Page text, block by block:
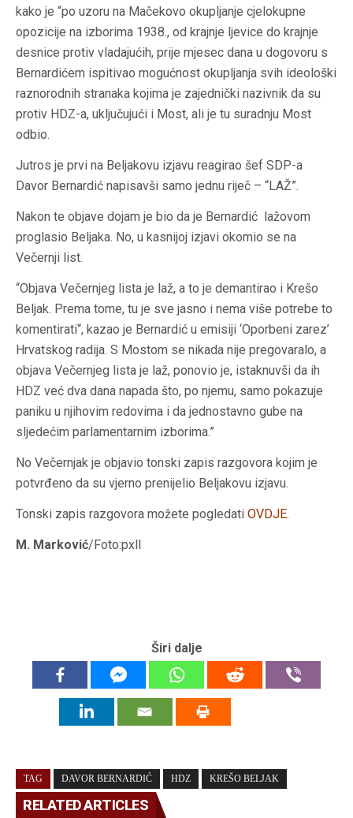
kako je “po uzoru na Mačekovo okupljanje cjelokupne
opozicije na izborima 1938., od krajnje ljevice do krajnje
desnice protiv vladajućih, prije mjesec dana u dogovoru s
Bernardićem ispitivao mogućnost okupljanja svih ideološki
raznorodnih stranaka kojima je zajednički nazivnik da su
protiv HDZ-a, uključujući i Most, ali je tu suradnju Most
odbio.
Jutros je prvi na Beljakovu izjavu reagirao šef SDP-a
Davor Bernardić napisavši samo jednu riječ – “LAŽ”.
Nakon te objave dojam je bio da je Bernardić lažovom
proglasio Beljaka. No, u kasnijoj izjavi okomio se na
Večernji list.
“Objava Večernjeg lista je laž, a to je demantirao i Krešo
Beljak. Prema tome, tu je sve jasno i nema više potrebe to
komentirati“, kazao je Bernardić u emisiji ‘Oporbeni zarez’
Hrvatskog radija. S Mostom se nikada nije pregovaralo, a
objava Večernjeg lista je laž, ponovio je, istaknuvši da ih
HDZ već dva dana napada što, po njemu, samo pokazuje
paniku u njihovim redovima i da jednostavno gube na
sljedećim parlamentarnim izborima.”
No Večernjak je objavio tonski zapis razgovora kojim je
potvrđeno da su vjerno prenijelio Beljakovu izjavu.
Tonski zapis razgovora možete pogledati OVDJE.
M. Marković/Foto:pxll
Širi dalje
TAG DAVOR BERNARDIĆ HDZ KREŠO BELJAK
RELATED ARTICLES